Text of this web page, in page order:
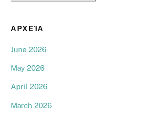
ΑΡΧΕΊΑ
June 2026
May 2026
April 2026
March 2026